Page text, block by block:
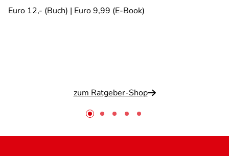
Euro 12,- (Buch) | Euro 9,99 (E-Book)
zum Ratgeber-Shop